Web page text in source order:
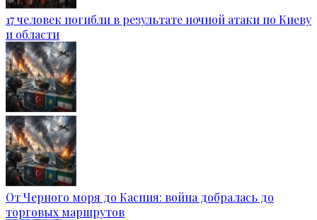
17 человек погибли в результате ночной атаки по Киеву
и области
От Черного моря до Каспия: война добралась до
торговых маршрутов